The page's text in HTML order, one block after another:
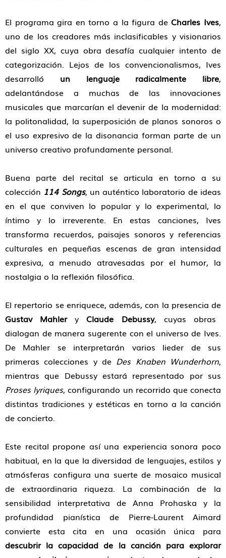
El programa gira en torno a la figura deCharles Ives,
uno de los creadores más inclasificables y visionarios
del siglo XX, cuya obra desafía cualquier intento de
categorización. Lejos de los convencionalismos, Ives
desarrolló un lenguaje radicalmente libre,
adelantándose a muchas de las innovaciones
musicales que marcarían el devenir de la modernidad:
la politonalidad, la superposición de planos sonoros o
el uso expresivo de la disonancia forman parte de un
universo creativo profundamente personal.
Buena parte del recital se articula en torno a su
colección 114 Songs, un auténtico laboratorio de ideas
en el que conviven lo popular y lo experimental, lo
íntimo y lo irreverente. En estas canciones, Ives
transforma recuerdos, paisajes sonoros y referencias
culturales en pequeñas escenas de gran intensidad
expresiva, a menudo atravesadas por el humor, la
nostalgia o la reflexión filosófica.
El repertorio se enriquece, además, con la presencia de
Gustav MahleryClaude Debussy, cuyas obras
dialogan de manera sugerente con el universo de Ives.
De Mahler se interpretarán varios lieder de sus
primeras colecciones y de Des Knaben Wunderhorn,
mientras que Debussy estará representado por sus
Proses lyriques, configurando un recorrido que conecta
distintas tradiciones y estéticas en torno a la canción
de concierto.
Este recital propone así una experiencia sonora poco
habitual, en la que la diversidad de lenguajes, estilos y
atmósferas configura una suerte de mosaico musical
de extraordinaria riqueza. La combinación de la
sensibilidad interpretativa de Anna Prohaska y la
profundidad pianística de Pierre-Laurent Aimard
convierte esta cita en una ocasión única para
descubrir la capacidad de la canción para explorar